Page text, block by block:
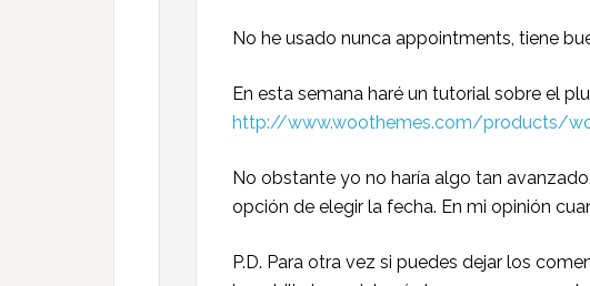
No he usado nunca appointments, tiene
En esta semana haré un tutorial sobre el
http://www.woothemes.com/products/
No obstante yo no haría algo tan
opción de elegir la fecha. En mi opinión
P.D. Para otra vez si puedes dejar los